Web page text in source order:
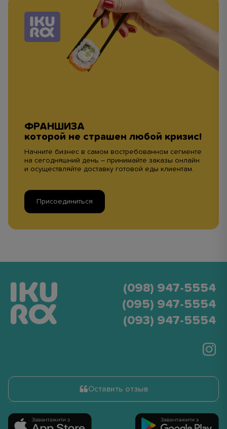
ФРАНШИЗА
которой не страшен любой кризис!
Начните бизнес в самом востребованном сегменте
на сегодняшний день – принимайте заказы онлайн
и осуществляйте доставку готовой еды клиентам.
Присоединиться
(098) 947-5554
(095) 947-5554
(093) 947-5554
Оставить отзыв